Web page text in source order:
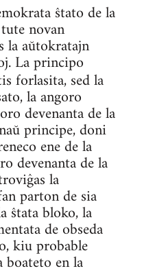
ŝtato de la
novan
la aŭtokratajn
La principo
forlasita, sed la
la angoro
devenanta de la
principe, doni
ene de la
devenanta de la
la
parton de sia
ŝtata bloko, la
de obseda
kiu probable
en la